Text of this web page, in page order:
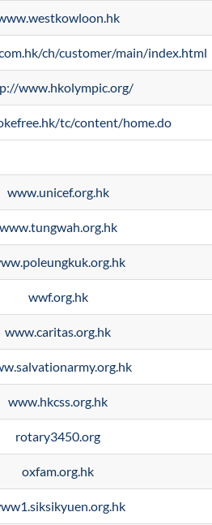
ch/customer/main/index.html
www.hkolympic.org/
tc/content/home.do
www.unicef.org.hk
www.tungwah.org.hk
wwf.org.hk
www.caritas.org.hk
www.hkcss.org.hk
rotary3450.org
oxfam.org.hk